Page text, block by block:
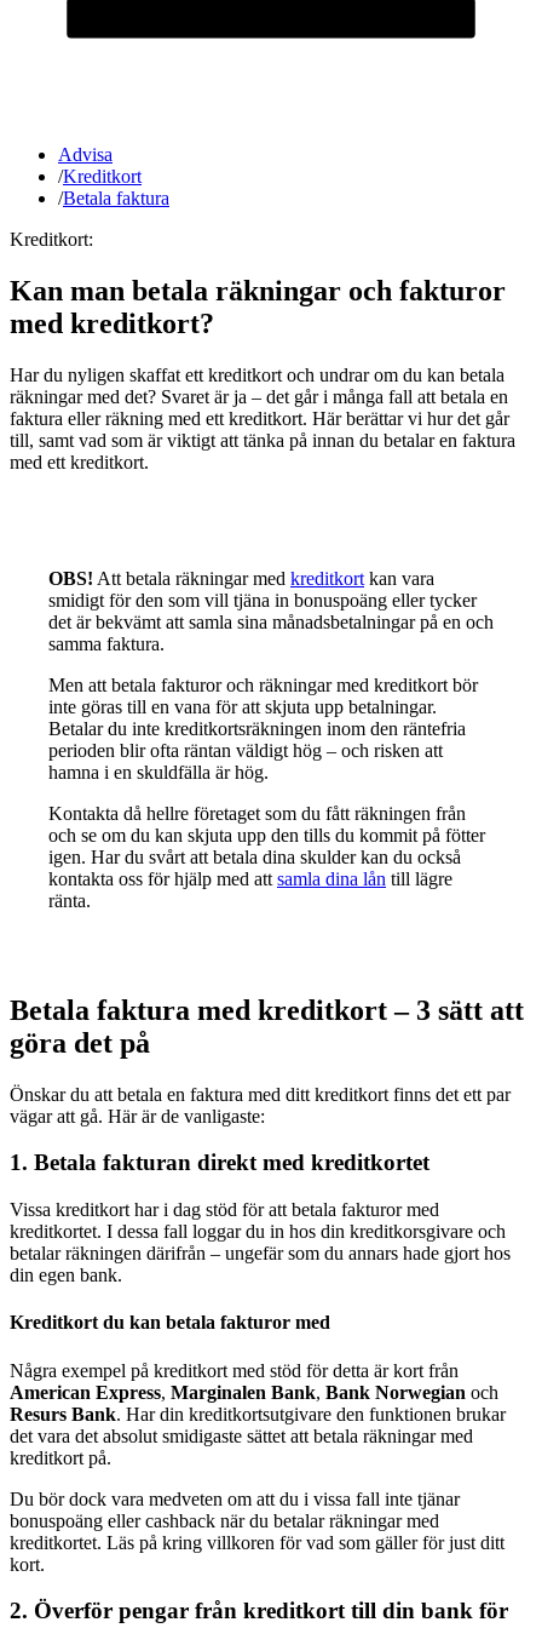
Advisa
/Kreditkort
/Betala faktura
Kreditkort:
Kan man betala räkningar och fakturor
med kreditkort?
Har du nyligen skaffat ett kreditkort och undrar om du kan betala
räkningar med det? Svaret är ja – det går i många fall att betala en
faktura eller räkning med ett kreditkort. Här berättar vi hur det går
till, samt vad som är viktigt att tänka på innan du betalar en faktura
med ett kreditkort.
OBS! Att betala räkningar med kreditkort kan vara
smidigt för den som vill tjäna in bonuspoäng eller tycker
det är bekvämt att samla sina månadsbetalningar på en och
samma faktura.
Men att betala fakturor och räkningar med kreditkort bör
inte göras till en vana för att skjuta upp betalningar.
Betalar du inte kreditkortsräkningen inom den räntefria
perioden blir ofta räntan väldigt hög – och risken att
hamna i en skuldfälla är hög.
Kontakta då hellre företaget som du fått räkningen från
och se om du kan skjuta upp den tills du kommit på fötter
igen. Har du svårt att betala dina skulder kan du också
kontakta oss för hjälp med att samla dina lån till lägre
ränta.
Betala faktura med kreditkort – 3 sätt att
göra det på
Önskar du att betala en faktura med ditt kreditkort finns det ett par
vägar att gå. Här är de vanligaste:
1. Betala fakturan direkt med kreditkortet
Vissa kreditkort har i dag stöd för att betala fakturor med
kreditkortet. I dessa fall loggar du in hos din kreditkorsgivare och
betalar räkningen därifrån – ungefär som du annars hade gjort hos
din egen bank.
Kreditkort du kan betala fakturor med
Några exempel på kreditkort med stöd för detta är kort från
American Express, Marginalen Bank, Bank Norwegian och
Resurs Bank. Har din kreditkortsutgivare den funktionen brukar
det vara det absolut smidigaste sättet att betala räkningar med
kreditkort på.
Du bör dock vara medveten om att du i vissa fall inte tjänar
bonuspoäng eller cashback när du betalar räkningar med
kreditkortet. Läs på kring villkoren för vad som gäller för just ditt
kort.
2. Överför pengar från kreditkort till din bank för